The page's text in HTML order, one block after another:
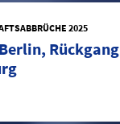
2025